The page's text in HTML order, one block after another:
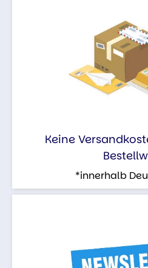
Keine
*innerhalb